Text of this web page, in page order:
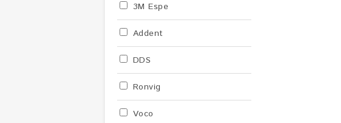
3M Espe
Addent
DDS
Ronvig
Voco